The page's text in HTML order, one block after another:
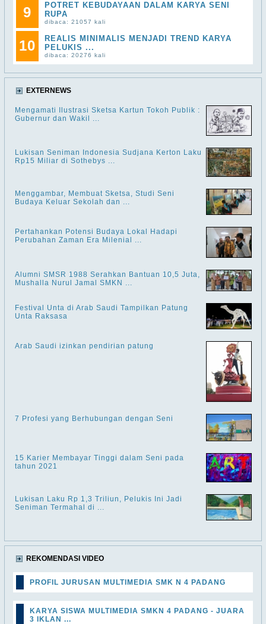
9
POTRET KEBUDAYAAN DALAM KARYA SENI
RUPA
dibaca: 21057 kali
10
REALIS MINIMALIS MENJADI TREND KARYA
PELUKIS ...
dibaca: 20276 kali
EXTERNEWS
Mengamati Ilustrasi Sketsa Kartun Tokoh Publik :
Gubernur dan Wakil ...
Lukisan Seniman Indonesia Sudjana Kerton Laku
Rp15 Miliar di Sothebys ...
Menggambar, Membuat Sketsa, Studi Seni
Budaya Keluar Sekolah dan ...
Pertahankan Potensi Budaya Lokal Hadapi
Perubahan Zaman Era Milenial ...
Alumni SMSR 1988 Serahkan Bantuan 10,5 Juta,
Mushalla Nurul Jamal SMKN ...
Festival Unta di Arab Saudi Tampilkan Patung
Unta Raksasa
Arab Saudi izinkan pendirian patung
7 Profesi yang Berhubungan dengan Seni
15 Karier Membayar Tinggi dalam Seni pada
tahun 2021
Lukisan Laku Rp 1,3 Triliun, Pelukis Ini Jadi
Seniman Termahal di ...
REKOMENDASI VIDEO
PROFIL JURUSAN MULTIMEDIA SMK N 4 PADANG
KARYA SISWA MULTIMEDIA SMKN 4 PADANG - JUARA
3 IKLAN ...